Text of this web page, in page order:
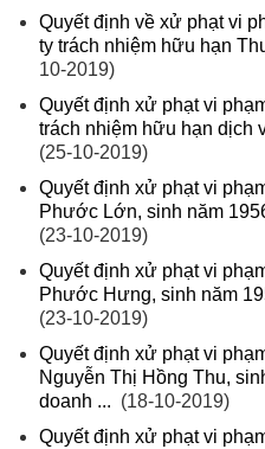
Quyết định về xử phạt vi
ty trách nhiệm hữu hạn
10-2019)
Quyết định xử phạt vi
trách nhiệm hữu hạn dịch
(25-10-2019)
Quyết định xử phạt vi
Phước Lớn, sinh năm
(23-10-2019)
Quyết định xử phạt vi
Phước Hưng, sinh năm
(23-10-2019)
Quyết định xử phạt vi
Nguyễn Thị Hồng Thu,
doanh ... (18-10-2019)
Quyết định xử phạt vi